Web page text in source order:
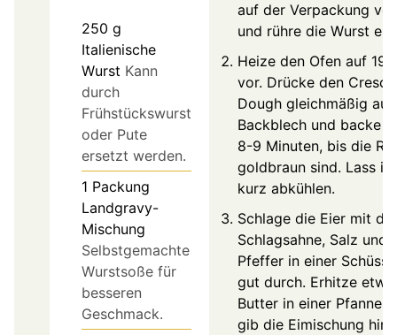
250 g
Italienische
Wurst Kann
durch
Frühstückswurst
oder Pute
ersetzt werden.
1 Packung
Landgravy-
Mischung
Selbstgemachte
Wurstsoße für
besseren
Geschmack.
auf der Verpackung vor
und rühre die Wurst ein.
Heize den Ofen auf
vor. Drücke den
Dough gleichmäßig auf
Backblech und backe
8-9 Minuten, bis die
goldbraun sind. Lass
kurz abkühlen.
Schlage die Eier mit der
Schlagsahne, Salz und
Pfeffer in einer
gut durch. Erhitze
Butter in einer Pfanne
gib die Eimischung